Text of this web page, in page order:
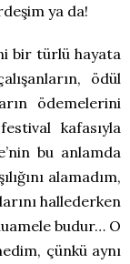
ya da!
bir türlü hayata
ödül
ödemelerini
kafasıyla
bu anlamda
alamadım,
hallederken
budur… O
çünkü aynı